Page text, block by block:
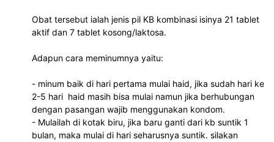
Obat tersebut ialah jenis pil KB kombinasi isinya 21 tablet
aktif dan 7 tablet kosong/laktosa.
Adapun cara meminumnya yaitu:
- minum baik di hari pertama mulai haid, jika sudah hari ke
2-5 hari  haid masih bisa mulai namun jika berhubungan
dengan pasangan wajib menggunakan kondom.
- Mulailah di kotak biru, jika baru ganti dari kb suntik 1
bulan, maka mulai di hari seharusnya suntik. silakan